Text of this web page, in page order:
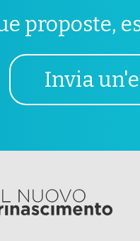
proposte,
Invia